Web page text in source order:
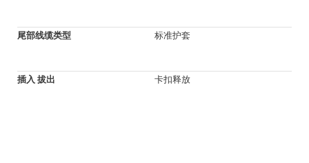
尾部线缆类型 标准护套
插入 拔出 卡扣释放